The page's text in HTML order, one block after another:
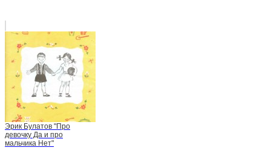
Эрик Булатов "Про
девочку Да и про
мальчика Нет"